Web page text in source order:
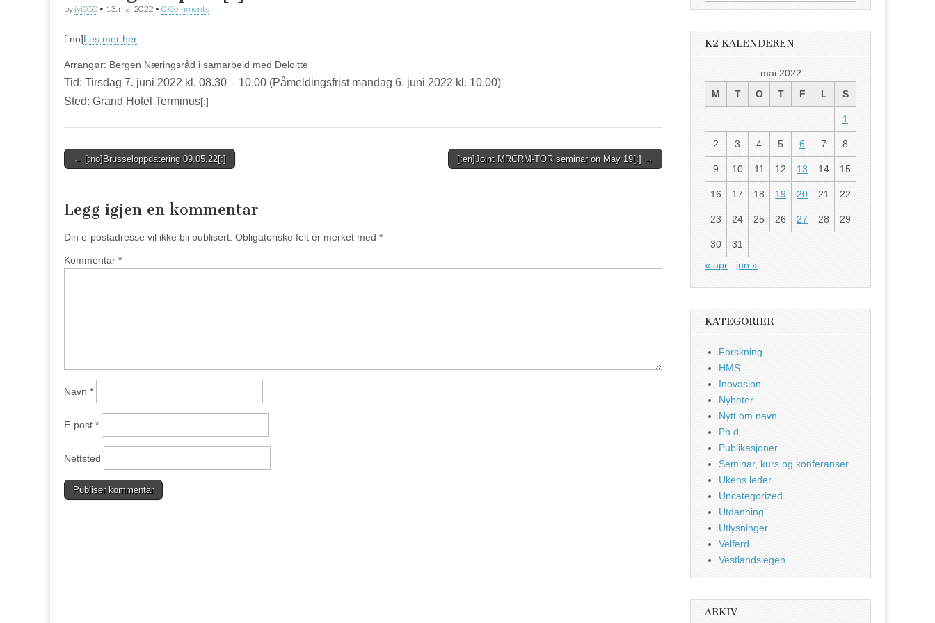
by jvi050 • 13. mai 2022 • 0 Comments
[:no]Les mer her
Arrangør: Bergen Næringsråd i samarbeid med Deloitte
Tid: Tirsdag 7. juni 2022 kl. 08.30 – 10.00 (Påmeldingsfrist mandag 6. juni 2022 kl. 10.00)
Sted: Grand Hotel Terminus[:]
Post
← [:no]Brusseloppdatering 09.05.22[:] [:en]Joint MRCRM-TOR seminar on May 19[:] →
Legg igjen en kommentar
Din e-postadresse vil ikke bli publisert. Obligatoriske felt er merket med *
Kommentar *
Navn *
E-post *
Nettsted
K2 KALENDEREN
mai 2022
M
T O T F L S
1
2 3 4 5 6 7 8
9 10 11 12 13 14 15
16 17 18 19 20 21 22
23 24 25 26 27 28 29
30
31
« apr
jun »
KATEGORIER
Forskning
HMS
Inovasjon
Nyheter
Nytt om navn
Ph.d
Publikasjoner
Seminar, kurs og konferanser
Ukens leder
Uncategorized
Utdanning
Utlysninger
Velferd
Vestlandslegen
ARKIV